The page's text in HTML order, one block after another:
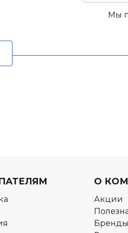
Мы
О
Акции